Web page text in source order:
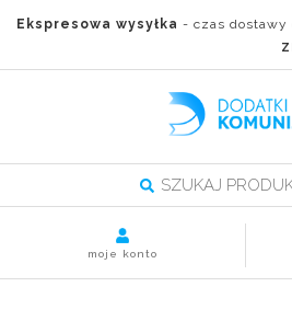
Ekspresowa wysyłka - czas dostawy
moje konto